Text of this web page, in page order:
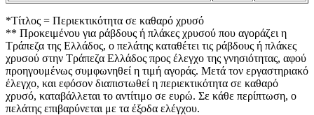
*Τίτλος = Περιεκτικότητα σε καθαρό χρυσό
** Προκειμένου για ράβδους ή πλάκες χρυσού που αγοράζει η
Τράπεζα της Ελλάδος, ο πελάτης καταθέτει τις ράβδους ή πλάκες
χρυσού στην Τράπεζα Ελλάδος προς έλεγχο της γνησιότητας, αφού
προηγουμένως συμφωνηθεί η τιμή αγοράς. Μετά τον εργαστηριακό
έλεγχο, και εφόσον διαπιστωθεί η περιεκτικότητα σε καθαρό
χρυσό, καταβάλλεται το αντίτιμο σε ευρώ. Σε κάθε περίπτωση, ο
πελάτης επιβαρύνεται με τα έξοδα ελέγχου.